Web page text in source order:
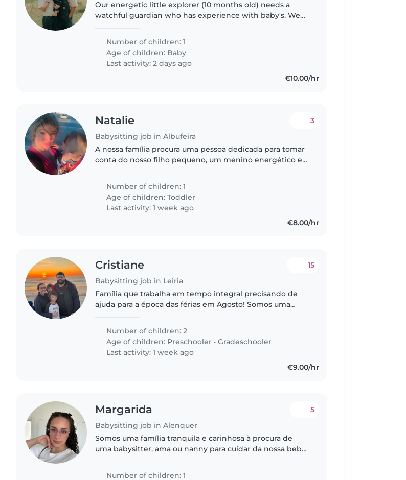
Our energetic little explorer (10 months old) needs a
watchful guardian who has experience with baby's. We
preferably on a regular..
Number of children: 1
Age of children: Baby
Last activity: 2 days ago
€10.00/hr
Natalie
Babysitting job in Albufeira
3
A nossa família procura uma pessoa dedicada para tomar
conta do nosso filho pequeno, um menino energético e
se sentisse confortável..
Number of children: 1
Age of children:Toddler
Last activity: 1 week ago
€8.00/hr
Cristiane
Babysitting job in Leiria
15
Família que trabalha em tempo integral precisando de
ajuda para a época das férias em Agosto! Somos uma
Number of children: 2
Age of children: Preschooler •Gradeschooler
Last activity: 1 week ago
€9.00/hr
Margarida
Babysitting job in Alenquer
5
Somos uma família tranquila e carinhosa à procura de
uma babysitter, ama ou nanny para cuidar da nossa bebé,
curiosa, adora colo,..
Number of children: 1